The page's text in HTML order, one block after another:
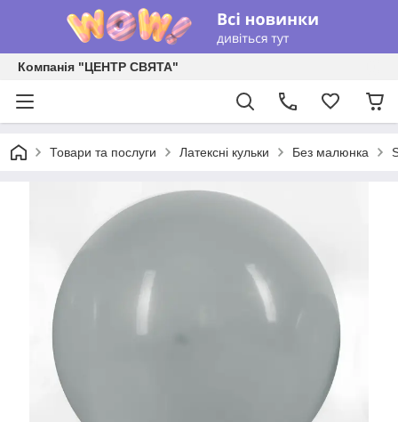
Компанія "ЦЕНТР СВЯТА"
Товари та послуги Латексні кульки Без малюнка